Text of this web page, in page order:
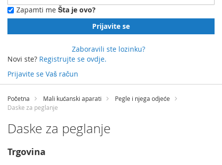
Zapamti me Šta je ovo?
Prijavite se
Zaboravili ste lozinku?
Novi ste? Registrujte se ovdje.
Prijavite se Vaš račun
Preskočite
sadržaj
Početna Mali kućanski aparati
Pegle i njega odjeće
Daske za peglanje
Daske za peglanje
Trgovina